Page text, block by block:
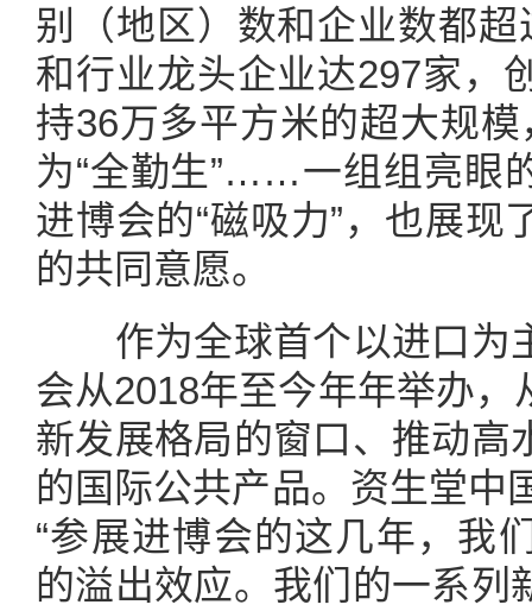
别（地区）数和企业数都
和行业龙头企业达297家，
持36万多平方米的超大规
为“全勤生”……一组组亮眼
进博会的“磁吸力”，也展
的共同意愿。
作为全球首个以进口为
会从2018年至今年年举办
新发展格局的窗口、推动高
的国际公共产品。资生堂中
“参展进博会的这几年，我
的溢出效应。我们的一系列